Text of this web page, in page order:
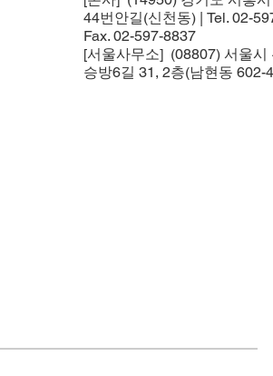
44번안길(신천동) | Tel. 02-
Fax. 02-597-8837
[서울사무소] (08807) 서울시
승방6길 31, 2층(남현동 602-